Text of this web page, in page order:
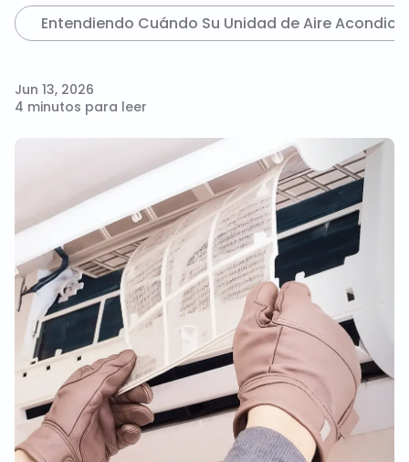
Entendiendo Cuándo Su Unidad de Aire
Jun 13, 2026
4 minutos para leer